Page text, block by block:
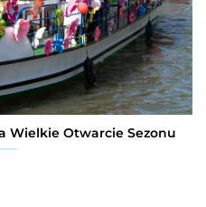
Wielkie Otwarcie Sezonu